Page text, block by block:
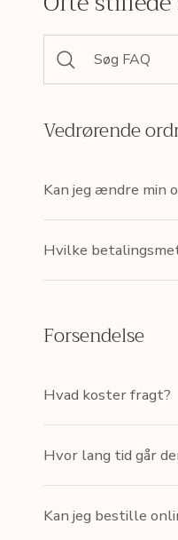
Vedrørende
Kan jeg ændre min
Hvilke
Forsendelse
Hvad koster fragt?
Hvor lang tid går
Kan jeg bestille